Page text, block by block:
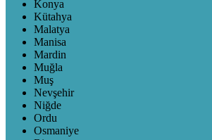
Konya
Kütahya
Malatya
Manisa
Mardin
Muğla
Muş
Nevşehir
Niğde
Ordu
Osmaniye